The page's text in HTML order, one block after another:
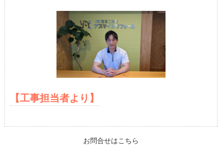
【工事担当者より】
お問合せはこちら